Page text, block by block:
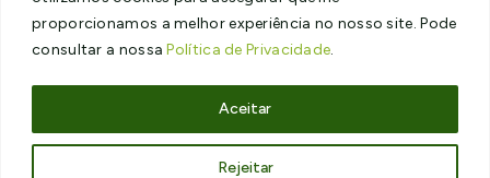
proporcionamos a melhor experiência no nosso site. Pode
consultar a nossaPolítica de Privacidade.
Rejeitar
Aceitar